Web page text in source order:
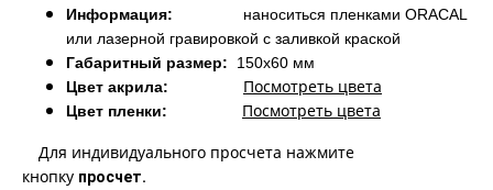
Информация: наноситься пленками ORACAL
или лазерной гравировкой с заливкой краской
Габаритный размер: 150х60 мм
Цвет акрила:
Посмотреть цвета
Цвет пленки:
Посмотреть цвета
Для индивидуального просчета нажмите
кнопку просчет.